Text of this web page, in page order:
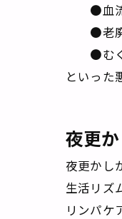
●血流
●老廃
●むく
といった
夜更
夜更かし
生活リズ
リンパケ